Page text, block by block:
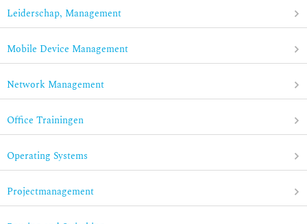
Leiderschap, Management
Mobile Device Management
Network Management
Office Trainingen
Operating Systems
Projectmanagement